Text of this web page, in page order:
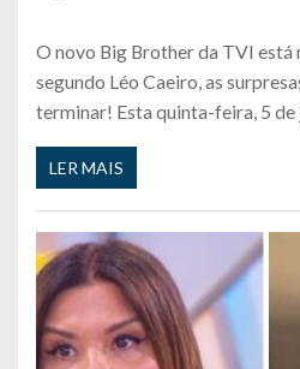
O novo Big Brother da TVI está
segundo Léo Caeiro, as
terminar! Esta quinta-feira, 5 de
LER MAIS